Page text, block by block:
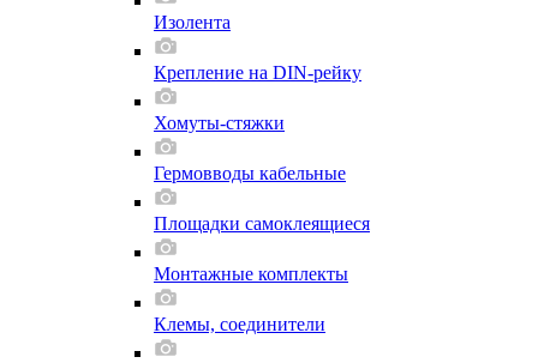
Изолента
Крепление на DIN-рейку
Хомуты-стяжки
Гермовводы кабельные
Площадки самоклеящиеся
Монтажные комплекты
Клемы, соединители